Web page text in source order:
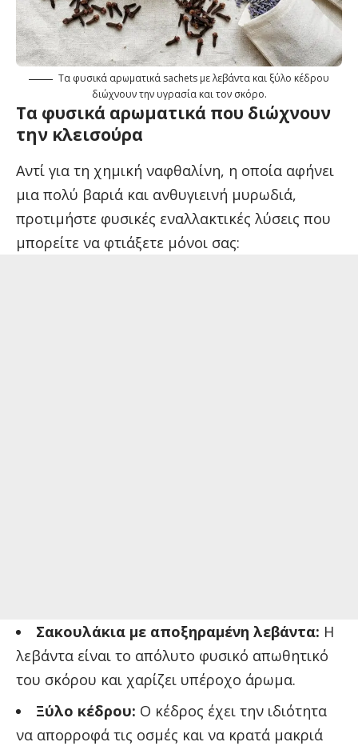
Τα φυσικά αρωματικά sachets με λεβάντα και ξύλο κέδρου
διώχνουν την υγρασία και τον σκόρο.
Τα φυσικά αρωματικά που διώχνουν
την κλεισούρα
Αντί για τη χημική ναφθαλίνη, η οποία αφήνει
μια πολύ βαριά και ανθυγιεινή μυρωδιά,
προτιμήστε φυσικές εναλλακτικές λύσεις που
μπορείτε να φτιάξετε μόνοι σας:
Σακουλάκια με αποξηραμένη λεβάντα: Η
λεβάντα είναι το απόλυτο φυσικό απωθητικό
του σκόρου και χαρίζει υπέροχο άρωμα.
Ξύλο κέδρου: Ο κέδρος έχει την ιδιότητα
να απορροφά τις οσμές και να κρατά μακριά